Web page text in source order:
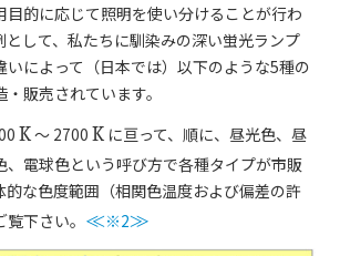
目的に応じて照明を使い分けることが行わ
として、私たちに馴染みの深い蛍光ランプ
いによって（日本では）以下のような5種の
販売されています。
K～ 2700 K に亘って、順に、昼光色、昼
、電球色という呼び方で各種タイプが市販
的な色度範囲（相関色温度および偏差の許
下さい。 ≪※2≫